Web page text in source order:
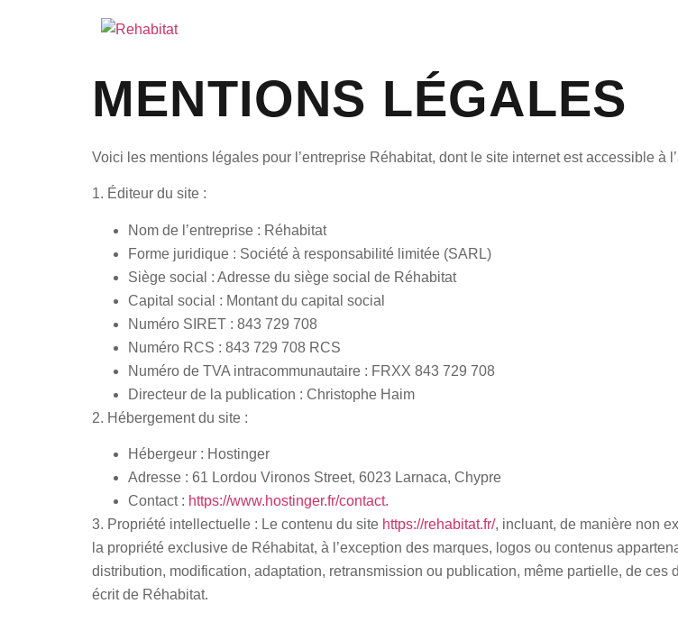
MENTIONS LÉGALES
Voici les mentions légales pour l’entreprise Réhabitat, dont le site internet est accessible à
1. Éditeur du site :
Nom de l’entreprise : Réhabitat
Forme juridique : Société à responsabilité limitée (SARL)
Siège social : Adresse du siège social de Réhabitat
Capital social : Montant du capital social
Numéro SIRET : 843 729 708
Numéro RCS : 843 729 708 RCS
Numéro de TVA intracommunautaire : FRXX 843 729 708
Directeur de la publication : Christophe Haim
2. Hébergement du site :
Hébergeur : Hostinger
Adresse : 61 Lordou Vironos Street, 6023 Larnaca, Chypre
Contact : https://www.hostinger.fr/contact.
3. Propriété intellectuelle : Le contenu du site https://rehabitat.fr/, incluant, de manière non
la propriété exclusive de Réhabitat, à l’exception des marques, logos ou contenus
distribution, modification, adaptation, retransmission ou publication, même partielle, de ces
écrit de Réhabitat.